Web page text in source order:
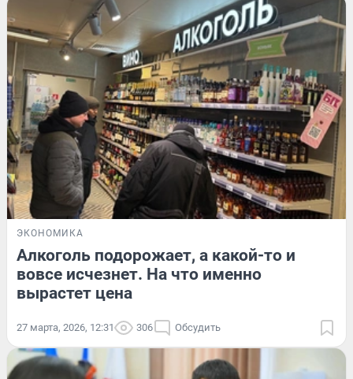
ЭКОНОМИКА
Алкоголь подорожает, а какой-то и
вовсе исчезнет. На что именно
вырастет цена
27 марта, 2026, 12:31 306 Обсудить